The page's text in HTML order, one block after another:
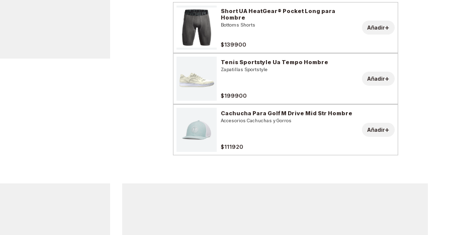
Short UA HeatGear® Pocket Long para
Hombre
Bottoms Shorts
$139900
Añadir+
Tenis Sportstyle Ua Tempo Hombre
Zapatillas Sportstyle
$199900
Añadir+
Cachucha Para Golf M Drive Mid Str Hombre
Accesorios Cachuchas y Gorros
$111920
Añadir+